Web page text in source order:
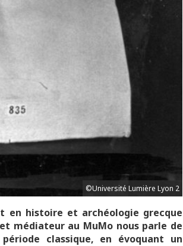
©Université Lumière Lyon 2
en histoire et archéologie grecque
médiateur au MuMo nous parle de
classique, en évoquant un